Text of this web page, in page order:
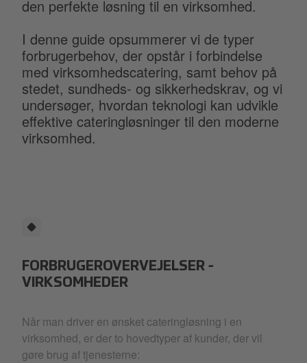
den perfekte løsning til en virksomhed.
I denne guide opsummerer vi de typer
forbrugerbehov, der opstår i forbindelse
med virksomhedscatering, samt behov på
stedet, sundheds- og sikkerhedskrav, og vi
undersøger, hvordan teknologi kan udvikle
effektive cateringløsninger til den moderne
virksomhed.
FORBRUGEROVERVEJELSER -
VIRKSOMHEDER
Når man driver en ønsket cateringløsning i en
virksomhed, er der to hovedtyper af kunder, der vil
gøre brug af tjenesterne: